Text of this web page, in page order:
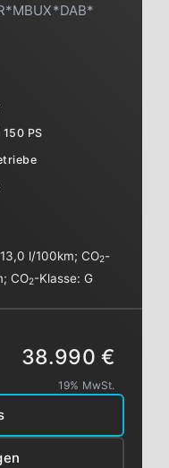
PS
13,0 l/100km;CO2-
;CO2-Klasse:G
38.990 €
19% MwSt.